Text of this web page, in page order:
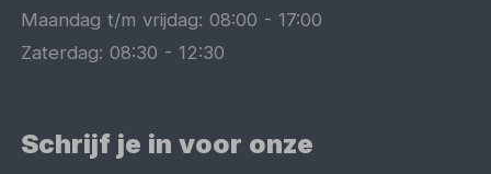
Maandag t/m vrijdag:08:00 -17:00
Zaterdag:08:30 -12:30
Schrijf je in voor onze